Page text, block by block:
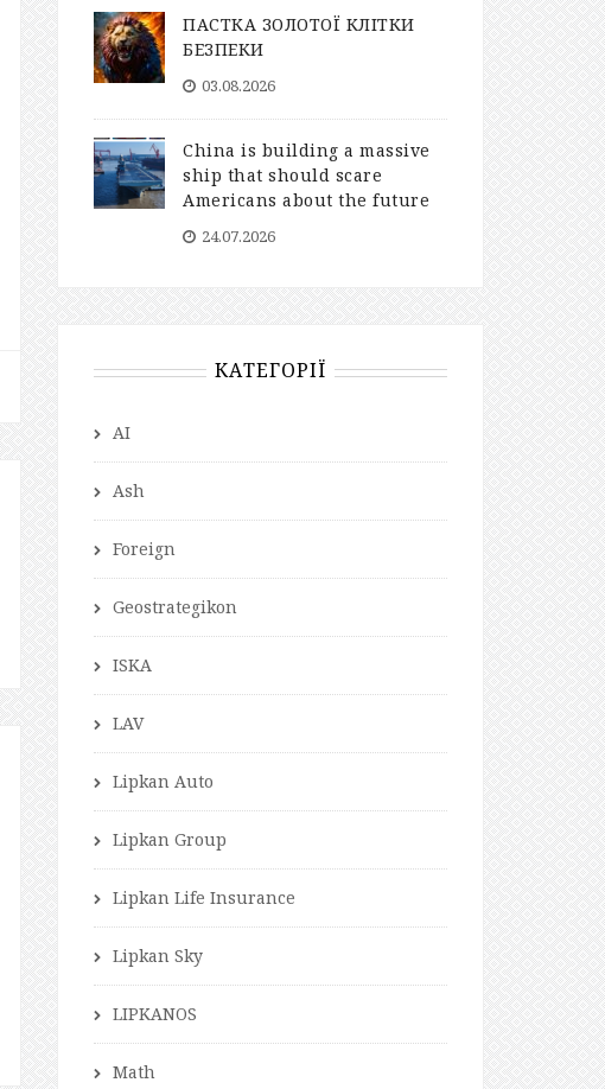
ПАСТКА ЗОЛОТОЇ КЛІТКИ
БЕЗПЕКИ
03.08.2026
China is building a massive
ship that should scare
Americans about the future
24.07.2026
КАТЕГОРІЇ
AI
Ash
Foreign
Geostrategikon
ISKA
LAV
Lipkan Auto
Lipkan Group
Lipkan Life Insurance
Lipkan Sky
LIPKANOS
Math